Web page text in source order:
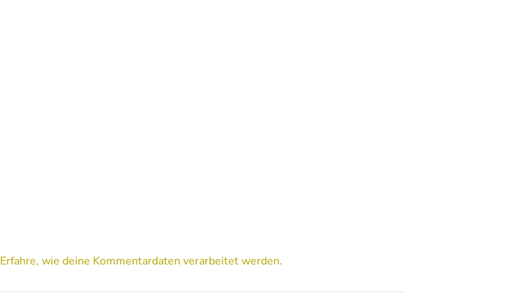
Erfahre, wie deine Kommentardaten verarbeitet werden.